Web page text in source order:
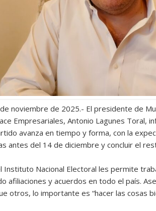
noviembre de 2025.- El presidente de
Empresariales, Antonio Lagunes Toral,
avanza en tiempo y forma, con la
antes del 14 de diciembre y concluir el
Instituto Nacional Electoral les permite
afiliaciones y acuerdos en todo el país.
otros, lo importante es “hacer las cosas